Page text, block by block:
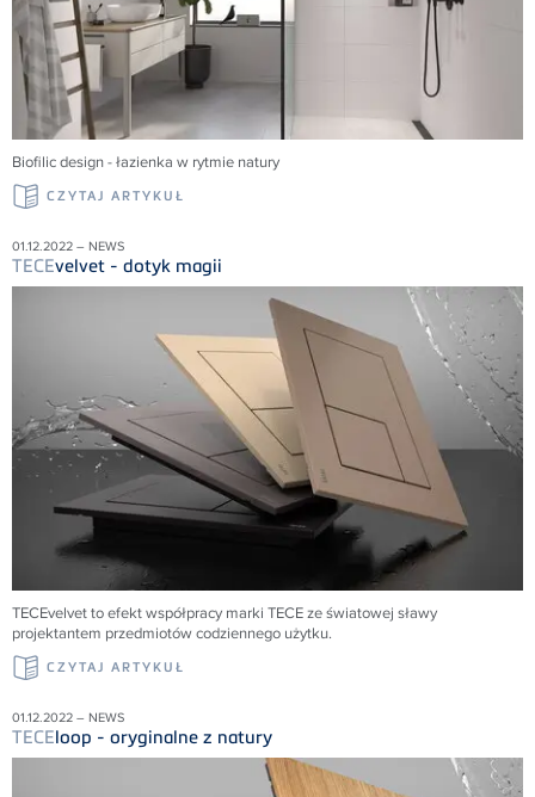
Biofilic design - łazienka w rytmie natury
CZYTAJ ARTYKUŁ
01.12.2022 – NEWS
TECEvelvet - dotyk magii
TECEvelvet to efekt współpracy marki TECE ze światowej sławy
projektantem przedmiotów codziennego użytku.
CZYTAJ ARTYKUŁ
01.12.2022 – NEWS
TECEloop - oryginalne z natury